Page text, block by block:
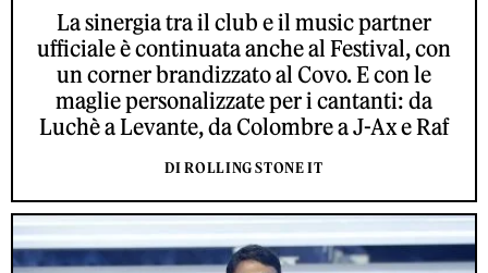
La sinergia tra il club e il music partner
ufficiale è continuata anche al Festival, con
un corner brandizzato al Covo. E con le
maglie personalizzate per i cantanti: da
Luchè a Levante, da Colombre a J-Ax e Raf
DI ROLLING STONE IT